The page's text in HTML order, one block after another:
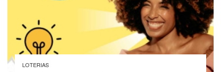
LOTERIAS